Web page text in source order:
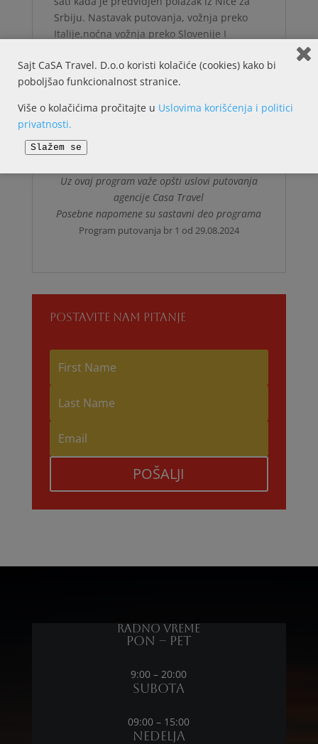
Srbiju. Nastavak putovanja, vožnja preko
Italije,noćna vožnja preko Slovenije I
6.DAN: BEOGRAD – NOVI SAD
Dolazak u Srbiju u podnevnim satima
Organizator putovanja je turistička agencija
Casa Travel, Licenca OTP br. 63/2022 A
Uz ovaj program važe opšti uslovi putovanja
agencije Casa Travel
Posebne napomene su sastavni deo programa
Program putovanja br 1 od 29.08.2024
POSTAVITE NAM PITANJE
POŠALJI
Radno vreme
Pon – Pet
9:00 – 20:00
Subota
09:00 – 15:00
Nedelja
Sajt CaSA Travel. D.o.o koristi kolačiće (cookies) kako bi
poboljšao funkcionalnost stranice.
Više o kolačićima pročitajte u Uslovima korišćenja i politici
privatnosti.
Slažem se